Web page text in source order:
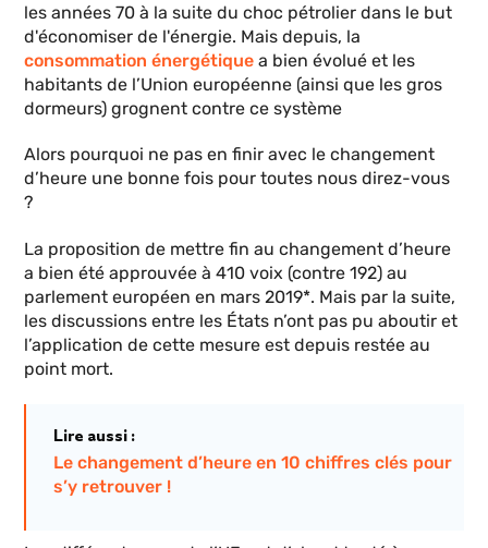
les années 70 à la suite du choc pétrolier dans le but
d'économiser de l'énergie. Mais depuis, la
consommation énergétique a bien évolué et les
habitants de l’Union européenne (ainsi que les gros
dormeurs) grognent contre ce système
Alors pourquoi ne pas en finir avec le changement
d’heure une bonne fois pour toutes nous direz-vous
?
La proposition de mettre fin au changement d’heure
a bien été approuvée à 410 voix (contre 192) au
parlement européen en mars 2019*. Mais par la suite,
les discussions entre les États n’ont pas pu aboutir et
l’application de cette mesure est depuis restée au
point mort.
Lire aussi :
Le changement d’heure en 10 chiffres clés pour
s’y retrouver !